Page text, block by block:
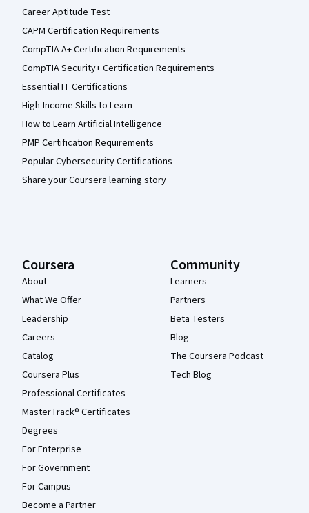
Career Aptitude Test
CAPM Certification Requirements
CompTIA A+ Certification Requirements
CompTIA Security+ Certification Requirements
Essential IT Certifications
High-Income Skills to Learn
How to Learn Artificial Intelligence
PMP Certification Requirements
Popular Cybersecurity Certifications
Share your Coursera learning story
Coursera
About
What We Offer
Leadership
Careers
Catalog
Coursera Plus
Professional Certificates
MasterTrack® Certificates
Degrees
For Enterprise
For Government
For Campus
Become a Partner
Community
Learners
Partners
Beta Testers
Blog
The Coursera Podcast
Tech Blog